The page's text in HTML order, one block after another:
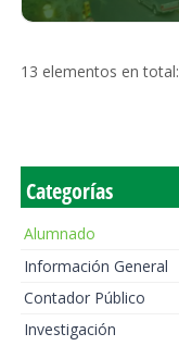
13 elementos en total:
Categorías
Alumnado
Información General
Contador Público
Investigación